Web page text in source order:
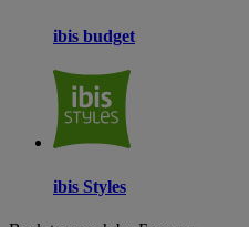
ibis budget
ibis Styles